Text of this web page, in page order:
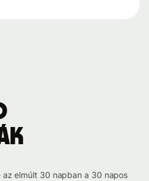
az elmúlt 30 napban a 30 napos